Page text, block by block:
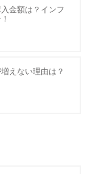
金額は？インフ
えない理由は？